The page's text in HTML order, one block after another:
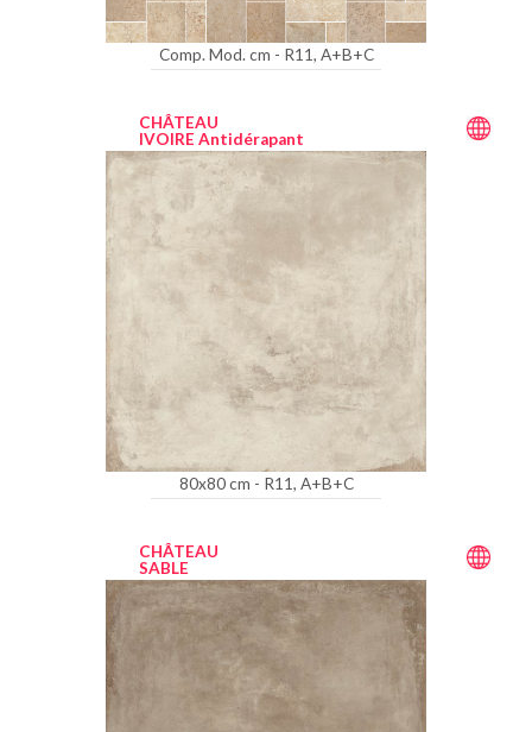
Comp. Mod. cm - R11, A+B+C
CHÂTEAU
IVOIRE Antidérapant
80x80 cm - R11, A+B+C
CHÂTEAU
SABLE